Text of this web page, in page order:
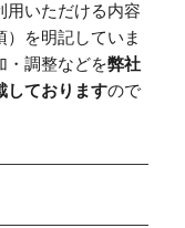
用いただける内容
）を明記していま
・調整などを弊社
しておりますので